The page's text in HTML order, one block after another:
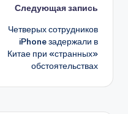
Следующая запись
Четверых сотрудников
iPhone задержали в
Китае при «странных»
обстоятельствах